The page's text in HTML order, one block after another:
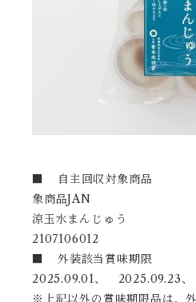
■
自主回収対
象商品JAN
涼玉水まん
2107106012
■
外装該当賞味期限
2025.09.01、 2025.09.23
※上記以外の賞味期限品は、